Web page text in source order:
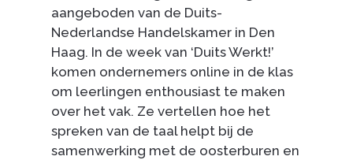
aangeboden van de Duits-
Nederlandse Handelskamer in Den
Haag. In de week van ‘Duits Werkt!’
komen ondernemers online in de klas
om leerlingen enthousiast te maken
over het vak. Ze vertellen hoe het
spreken van de taal helpt bij de
samenwerking met de oosterburen en